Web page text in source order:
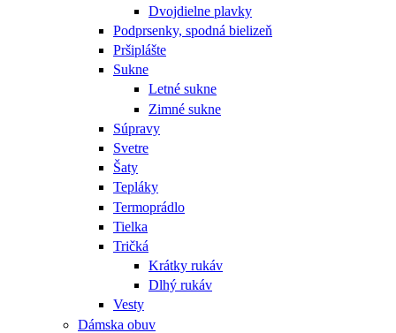
Dvojdielne plavky
Podprsenky, spodná bielizeň
Pršiplášte
Sukne
Letné sukne
Zimné sukne
Súpravy
Svetre
Šaty
Tepláky
Termoprádlo
Tielka
Tričká
Krátky rukáv
Dlhý rukáv
Vesty
Dámska obuv